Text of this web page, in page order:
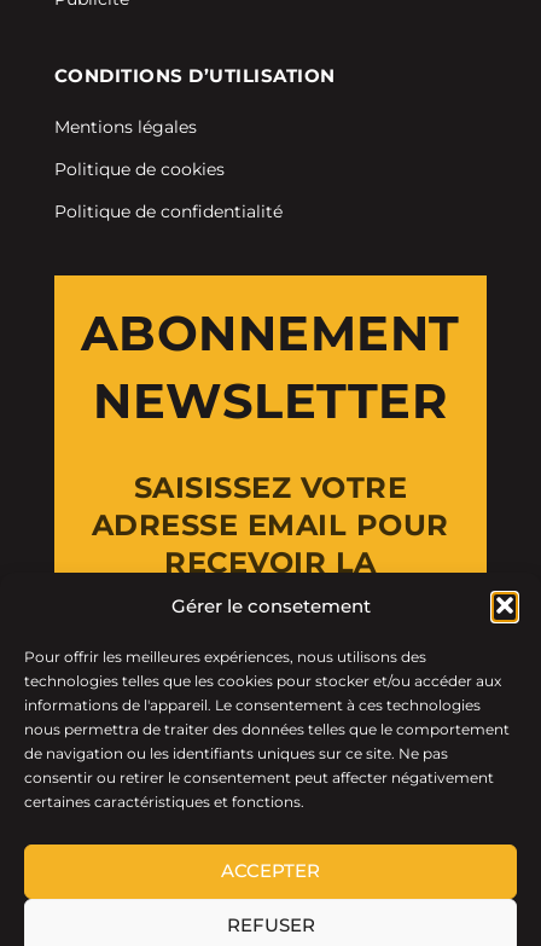
Gérer le consetement
Pour offrir les meilleures expériences, nous utilisons des
technologies telles que les cookies pour stocker et/ou accéder aux
informations de l'appareil. Le consentement à ces technologies
nous permettra de traiter des données telles que le comportement
de navigation ou les identifiants uniques sur ce site. Ne pas
consentir ou retirer le consentement peut affecter négativement
certaines caractéristiques et fonctions.
ACCEPTER
REFUSER
CONDITIONS D’UTILISATION
Mentions légales
Politique de cookies
Politique de confidentialité
ABONNEMENT
NEWSLETTER
SAISISSEZ VOTRE
ADRESSE EMAIL POUR
RECEVOIR LA
NEWSLETTER
Email Address